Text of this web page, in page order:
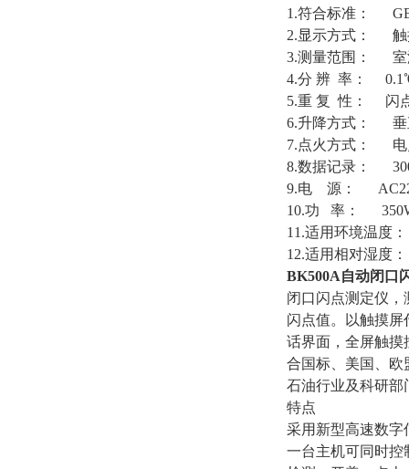
1.符合标准：
2.显示方式： 触
3.测量范围： 室
4.分 辨 率：
5.重 复 性： 闪
6.升降方式： 垂
7.点火方式：
8.数据记录：
9.电 源：
10.功 率：
11.适用环境温度
12.适用相对湿度：
BK500A自动闭口
闭口闪点测定仪
闪点值。以触摸
话界面，全屏触摸
合国标、美国、欧
石油行业及科研部
特点
采用新型高速数字
一台主机可同时控